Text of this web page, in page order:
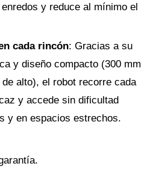
y reduce al mínimo el
cada rincón: Gracias a su
y diseño compacto (300 mm
alto), el robot recorre cada
y accede sin dificultad
y en espacios estrechos.